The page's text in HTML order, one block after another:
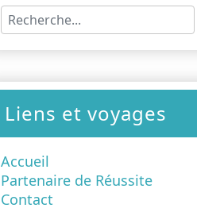
Liens et voyages
Accueil
Partenaire de Réussite
Contact